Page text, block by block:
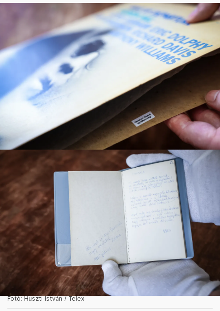
Fotó: Huszti István / Telex